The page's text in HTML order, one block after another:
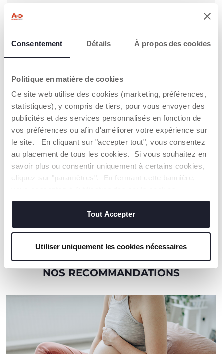
Consentement Détails À propos des cookies
Politique en matière de cookies
Ce site web utilise des cookies (marketing, préférences,
statistiques), y compris de tiers, pour vous envoyer des
publicités et des services personnalisés en fonction de
vos préférences ou afin d'améliorer votre expérience sur
le site. En cliquant sur "accepter tout", vous consentez
au placement de tous les cookies. Si vous souhaitez en
savoir plus ou consentir uniquement à certains cookies,
cliquez sur "paramètres". En fermant cette bannière,
techniques, qui sont essentiels au service demandé.
Tout Accepter
Utiliser uniquement les cookies nécessaires
COMPLÉMENTAIRES :
Le produit choisi : Kit tour d'observation
Crescendo 59,99 €
Coffret Repas 12m+ 29,99 €
Tasse sport 14M+ 10,99 €
Ensemble d'assiettes 12m+ 12,99 €
TOTAL -
AJOUTER AU PANIER
NOS RECOMMANDATIONS